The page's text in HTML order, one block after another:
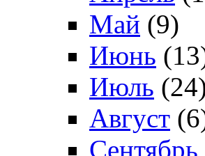
Май (9)
Июнь
Июль
Август
Сентябрь